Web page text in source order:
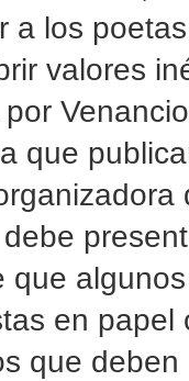
a los
valores
que
que
en
que